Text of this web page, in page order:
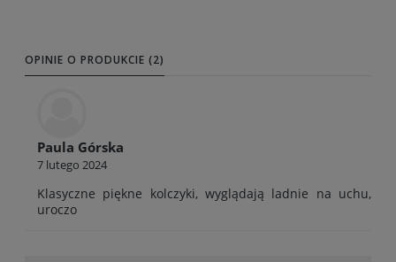
OPINIE O PRODUKCIE (2)
Paula Górska
7 lutego 2024
Klasyczne piękne kolczyki, wyglądają ladnie na uchu,
uroczo